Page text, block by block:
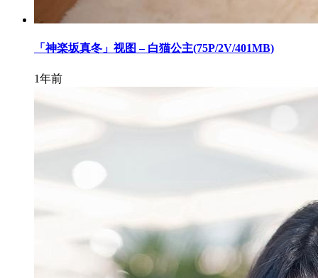
「神楽坂真冬」视图 – 白猫公主(75P/2V/401MB)
1年前